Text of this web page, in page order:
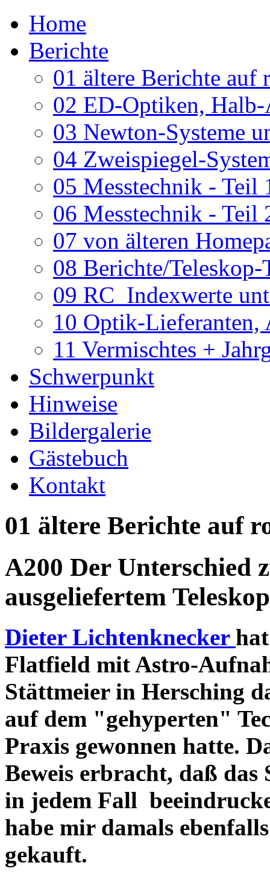
Home
Berichte
01 ältere Berichte auf
02 ED-Optiken, Halb-
03 Newton-Systeme
04 Zweispiegel-
05 Messtechnik - Teil
06 Messtechnik - Teil
07 von älteren
08 Berichte/
09 RC_Indexwerte
10 Optik-Lieferanten,
11 Vermischtes +
Schwerpunkt
Hinweise
Bildergalerie
Gästebuch
Kontakt
01 ältere Berichte auf
A200 Der Unterschied
ausgeliefertem
Dieter Lichtenknecker
Flatfield mit Astro-
Stättmeier in Hersching
auf dem "gehyperten"
Praxis gewonnen hatte.
Beweis erbracht, daß das
in jedem Fall
habe mir damals
gekauft.